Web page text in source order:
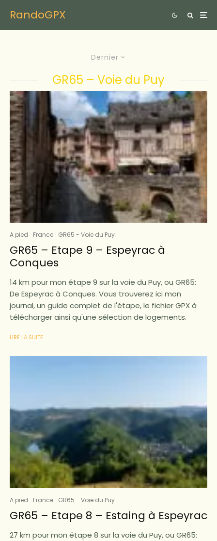
RandoGPX
Dernier
GR65 – Voie du Puy
A pied France GR65 - Voie du Puy
GR65 – Etape 9 – Espeyrac à
Conques
14 km pour mon étape 9 sur la voie du Puy, ou GR65:
De Espeyrac à Conques. Vous trouverez ici mon
journal, un guide complet de l'étape, le fichier GPX à
télécharger ainsi qu'une sélection de logements.
LIRE LA SUITE
A pied France GR65 - Voie du Puy
GR65 – Etape 8 – Estaing à Espeyrac
27 km pour mon étape 8 sur la voie du Puy, ou GR65: